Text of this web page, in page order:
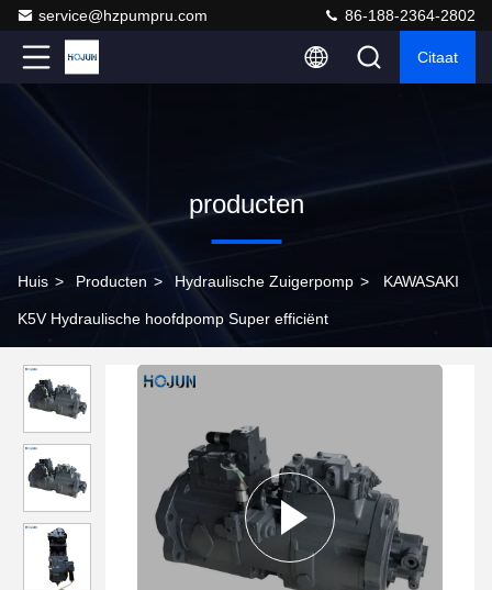
service@hzpumpru.com 86-188-2364-2802
Citaat
producten
Huis > Producten > Hydraulische Zuigerpomp > KAWASAKI
K5V Hydraulische hoofdpomp Super efficiënt